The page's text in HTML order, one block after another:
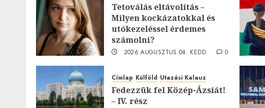
Tetoválás eltávolítás –
Milyen kockázatokkal és
utókezeléssel érdemes
számolni?
2026.AUGUSZTUS.04. KEDD.
0
Címlap Külföld Utazási Kalauz
Fedezzük fel Közép-Ázsiát!
– IV. rész